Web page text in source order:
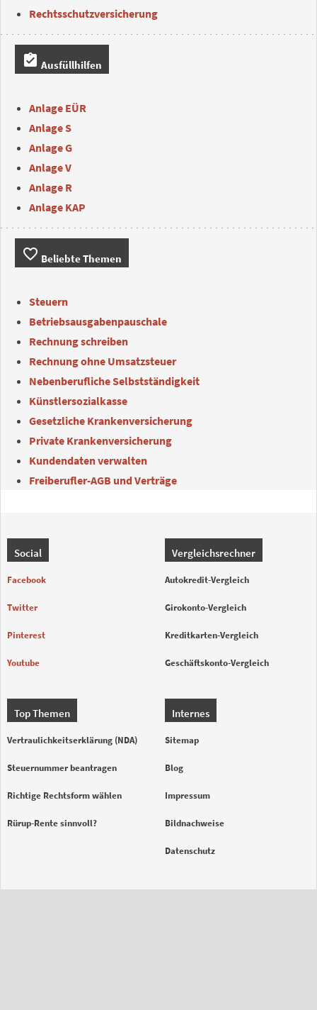
Rechtsschutzversicherung
assignment_turned_in Ausfüllhilfen
Anlage EÜR
Anlage S
Anlage G
Anlage V
Anlage R
Anlage KAP
favorite_border Beliebte Themen
Steuern
Betriebsausgabenpauschale
Rechnung schreiben
Rechnung ohne Umsatzsteuer
Nebenberufliche Selbstständigkeit
Künstlersozialkasse
Gesetzliche Krankenversicherung
Private Krankenversicherung
Kundendaten verwalten
Freiberufler-AGB und Verträge
Social
Facebook
Twitter
Pinterest
Youtube
Vergleichsrechner
Autokredit-Vergleich
Girokonto-Vergleich
Kreditkarten-Vergleich
Geschäftskonto-Vergleich
Top Themen
Vertraulichkeitserklärung (NDA)
Steuernummer beantragen
Richtige Rechtsform wählen
Rürup-Rente sinnvoll?
Internes
Sitemap
Blog
Impressum
Bildnachweise
Datenschutz